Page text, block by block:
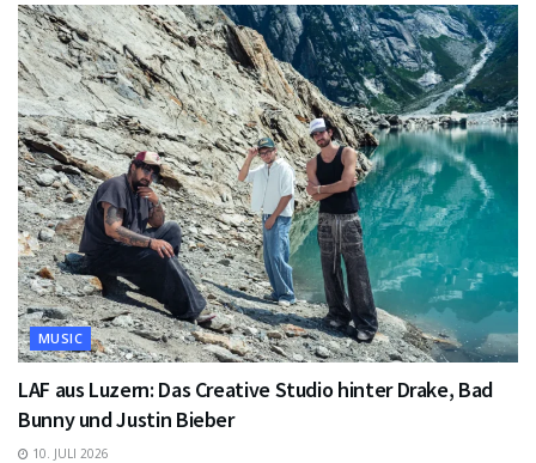
MUSIC
LAF aus Luzern: Das Creative Studio hinter Drake, Bad
Bunny und Justin Bieber
10. JULI 2026